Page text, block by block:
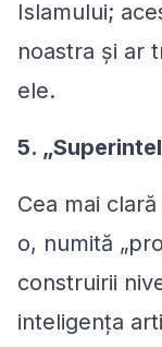
Islamului;
noastra şi ar
ele.
5.
Cea mai
o, numită
construirii
inteligenţa